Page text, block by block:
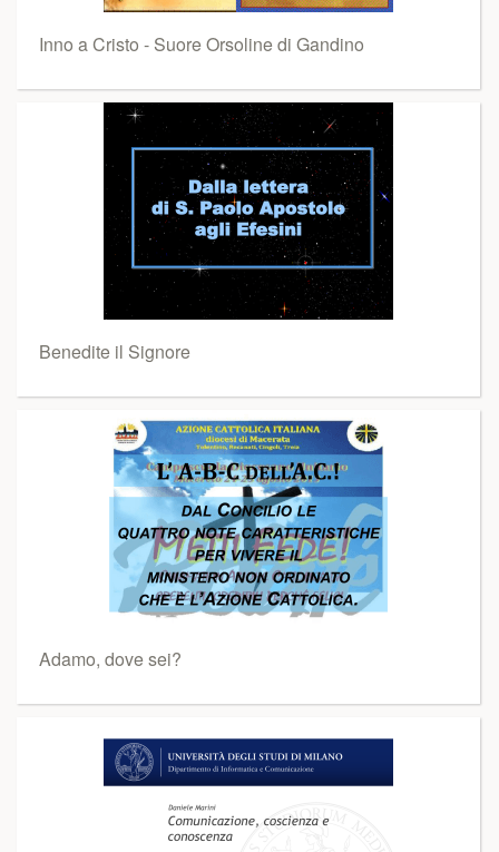
Inno a Cristo - Suore Orsoline di Gandino
Benedite il Signore
Adamo, dove sei?